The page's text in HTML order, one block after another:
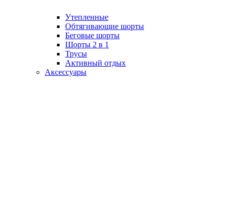
Утепленные
Обтягивающие шорты
Беговые шорты
Шорты 2 в 1
Трусы
Активный отдых
Аксессуары